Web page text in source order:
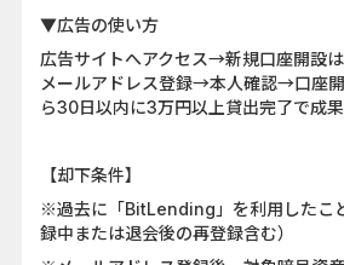
▼広告の使い方
広告サイトへアクセス→新規口座開設
メールアドレス登録→本人確認→口座
ら30日以内に3万円以上貸出完了で成果
【却下条件】
※過去に「BitLending」を利用したこ
録中または退会後の再登録含む）